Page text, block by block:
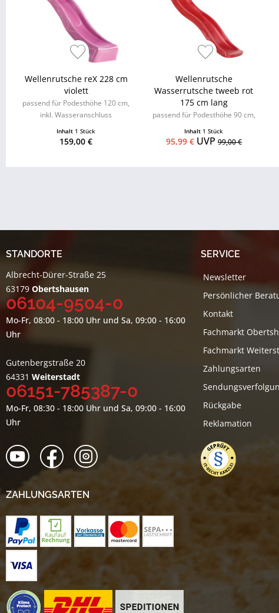
Wellenrutsche reX 228 cm
violett
passend für Podesthöhe 120 cm,
inkl. Wasseranschluss
Inhalt 1 Stück
159,00 €
Wellenrutsche
Wasserrutsche tweeb rot
175 cm lang
passend für Podesthöhe 90 cm,
Inhalt 1 Stück
95,99 €UVP 99,00 €
STANDORTE
Albrecht-Dürer-Straße 25
63179 Obertshausen
06104-9504-0
Mo-Fr, 08:00 - 18:00 Uhr und Sa, 09:00 - 16:00
Uhr
Gutenbergstraße 20
64331 Weiterstadt
06151-785387-0
Mo-Fr, 08:30 - 18:00 Uhr und Sa, 09:00 - 16:00
Uhr
ZAHLUNGSARTEN
SERVICE
Newsletter
Persönlicher
Kontakt
Fachmarkt
Fachmarkt
Zahlungsarten
Rückgabe
Reklamation